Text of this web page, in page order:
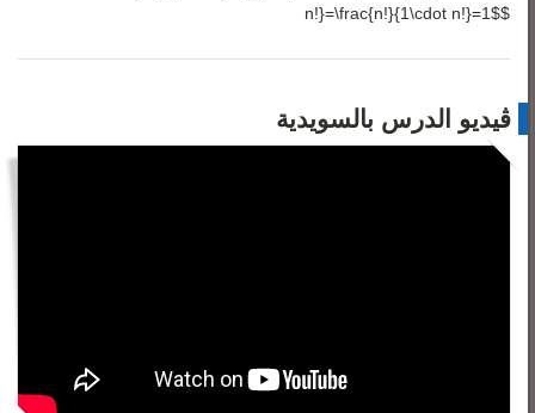
n!}=\frac{n!}{1\cdot n!}=1$$
ڤيديو الدرس بالسويدية